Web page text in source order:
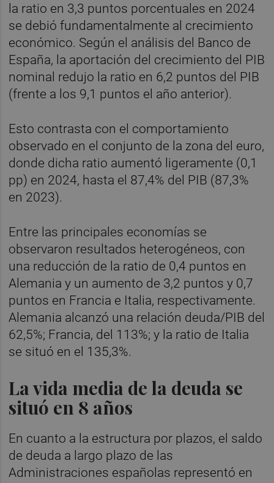
la ratio en 3,3 puntos porcentuales en 2024
se debió fundamentalmente al crecimiento
económico. Según el análisis del Banco de
España, la aportación del crecimiento del PIB
nominal redujo la ratio en 6,2 puntos del PIB
(frente a los 9,1 puntos el año anterior).
Esto contrasta con el comportamiento
observado en el conjunto de la zona del euro,
donde dicha ratio aumentó ligeramente (0,1
pp) en 2024, hasta el 87,4% del PIB (87,3%
en 2023).
Entre las principales economías se
observaron resultados heterogéneos, con
una reducción de la ratio de 0,4 puntos en
Alemania y un aumento de 3,2 puntos y 0,7
puntos en Francia e Italia, respectivamente.
Alemania alcanzó una relación deuda/PIB del
62,5%; Francia, del 113%; y la ratio de Italia
se situó en el 135,3%.
La vida media de la deuda se
situó en 8 años
En cuanto a la estructura por plazos, el saldo
de deuda a largo plazo de las
Administraciones españolas representó en